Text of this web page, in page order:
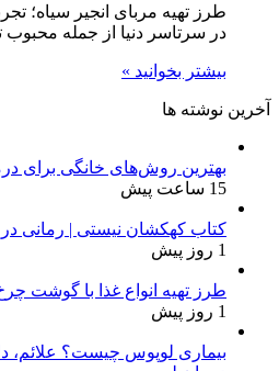
طرز تهیه مربای انجیر سیاه؛
در سرتاسر دنیا از جمله
بیشتر بخوانید »
آخرین نوشته ها
بهترین روش‌های خانگی برای
15 ساعت پیش
کتاب کهکشان نیستی | رمانی
1 روز پیش
طرز تهیه انواع غذا با گوشت
1 روز پیش
بیماری لوپوس چیست؟ علائم،